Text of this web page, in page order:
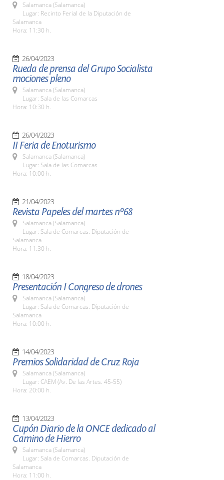
Salamanca (Salamanca)
Lugar: Recinto Ferial de la Diputación de
Salamanca
Hora: 11:30 h.
26/04/2023
Rueda de prensa del Grupo Socialista
mociones pleno
Salamanca (Salamanca)
Lugar: Sala de las Comarcas
Hora: 10:30 h.
26/04/2023
II Feria de Enoturismo
Salamanca (Salamanca)
Lugar: Sala de las Comarcas
Hora: 10:00 h.
21/04/2023
Revista Papeles del martes nº68
Salamanca (Salamanca)
Lugar: Sala de Comarcas. Diputación de
Salamanca
Hora: 11:30 h.
18/04/2023
Presentación I Congreso de drones
Salamanca (Salamanca)
Lugar: Sala de Comarcas. Diputación de
Salamanca
Hora: 10:00 h.
14/04/2023
Premios Solidaridad de Cruz Roja
Salamanca (Salamanca)
Lugar: CAEM (Av. De las Artes. 45-55)
Hora: 20:00 h.
13/04/2023
Cupón Diario de la ONCE dedicado al
Camino de Hierro
Salamanca (Salamanca)
Lugar: Sala de Comarcas. Diputación de
Salamanca
Hora: 11:00 h.